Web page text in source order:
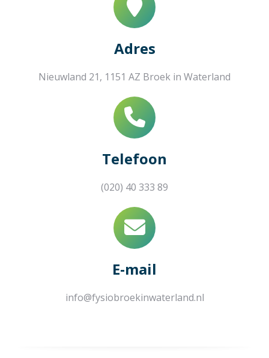
Adres
Nieuwland 21, 1151 AZ Broek in Waterland
Telefoon
(020) 40 333 89
E-mail
info@fysiobroekinwaterland.nl